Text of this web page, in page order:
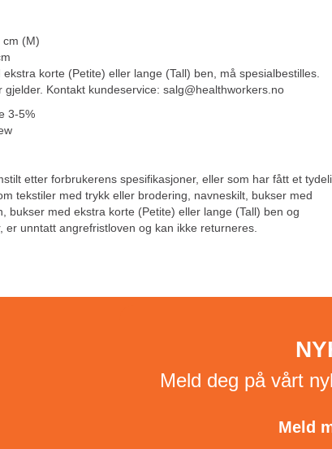
cm (M)
ekstra korte (Petite) eller lange (Tall) ben, må spesialbestilles.
gjelder. Kontakt kundeservice: salg@healthworkers.no
3-5%
etter forbrukerens spesifikasjoner, eller som har fått et
tekstiler med trykk eller brodering, navneskilt, bukser med
bukser med ekstra korte (Petite) eller lange (Tall) ben og
er unntatt angrefristloven og kan ikke returneres.
Meld deg på vårt
Meld